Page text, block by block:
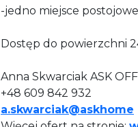
-jedno miejsce
Dostęp do powierzchni
Anna Skwarciak ASK
+48 609 842 932
a.skwarciak@askhome